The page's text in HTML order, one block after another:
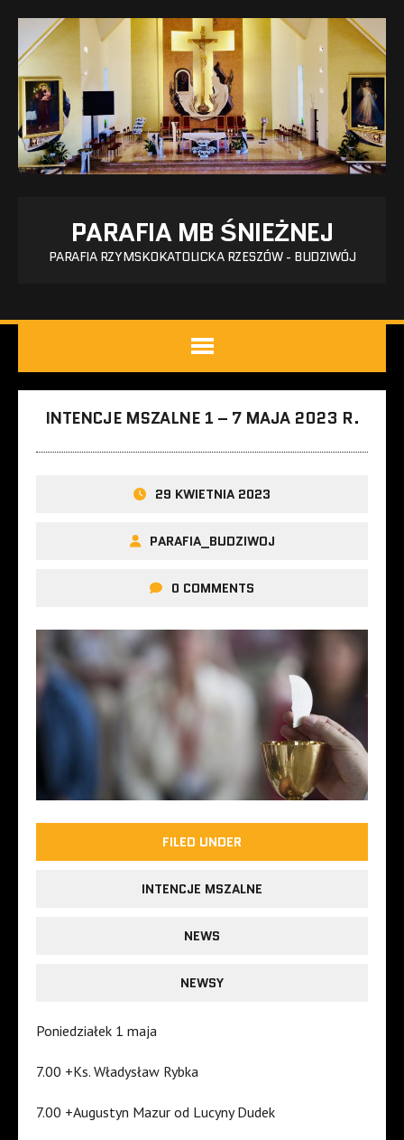
PARAFIA MB ŚNIEŻNEJ
PARAFIA RZYMSKOKATOLICKA RZESZÓW - BUDZIWÓJ
INTENCJE MSZALNE 1 – 7 MAJA 2023 R.
29 KWIETNIA 2023
PARAFIA_BUDZIWOJ
0 COMMENTS
FILED UNDER
INTENCJE MSZALNE
NEWS
NEWSY
Poniedziałek 1 maja
7.00 +Ks. Władysław Rybka
7.00 +Augustyn Mazur od Lucyny Dudek